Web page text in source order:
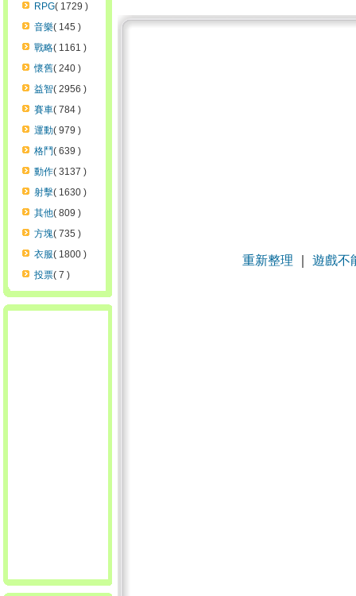
RPG( 1729 )
音樂( 145 )
戰略( 1161 )
懷舊( 240 )
益智( 2956 )
賽車( 784 )
運動( 979 )
格鬥( 639 )
動作( 3137 )
射擊( 1630 )
其他( 809 )
方塊( 735 )
衣服( 1800 )
投票( 7 )
重新整理 遊戲不